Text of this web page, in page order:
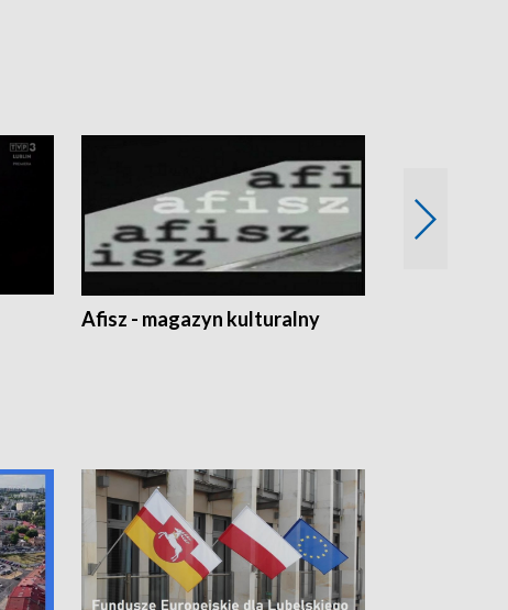
Afisz - magazyn kulturalny